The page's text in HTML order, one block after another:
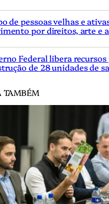
de pessoas velhas e
por direitos, arte e
Federal libera recursos
de 28 unidades de
TAMBÉM